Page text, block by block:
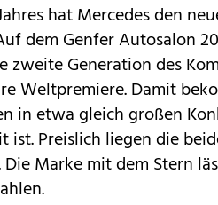
hatMercedesden
dem Genfer Autosalon
zweite Generation des
Weltpremiere. Damit
in etwa gleich großen
ist. Preislich liegen die
Die Marke mit dem Stern